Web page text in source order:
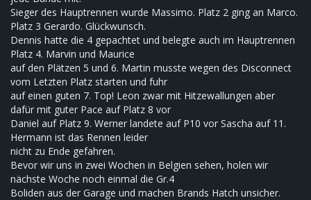
Sieger des Hauptrennen wurde Massimo. Platz 2 ging an Marco.
Platz 3 Gerardo. Glückwunsch.
Dennis hatte die 4 gepachtet und belegte auch im Hauptrennen
Platz 4. Marvin und Maurice
auf den Plätzen 5 und 6. Martin musste wegen des Disconnect
vom Letzten Platz starten und fuhr
auf einen guten 7. Top! Leon zwar mit Hitzewallungen aber
dafür mit guter Pace auf Platz 8 vor
Daniel auf Platz 9. Werner landete auf P10 vor Sascha auf 11.
Hermann ist das Rennen leider
nicht zu Ende gefahren.
Bevor wir uns in zwei Wochen in Belgien sehen, holen wir
nächste Woche noch einmal die Gr.4
Boliden aus der Garage und machen Brands Hatch unsicher.